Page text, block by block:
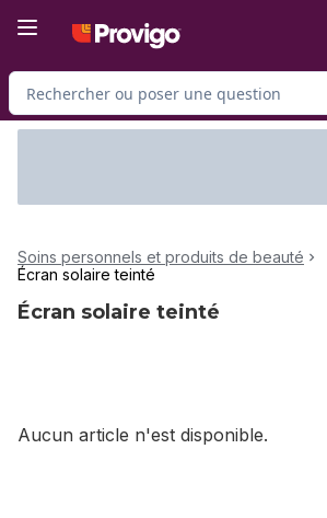
Rechercher des produits
Soins personnels et produits de beauté
Écran solaire teinté
Écran solaire teinté
Aucun article n'est disponible.